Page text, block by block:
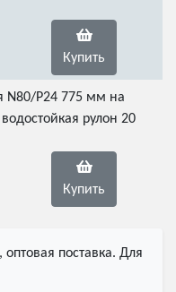
Купить
N80/Р24 775 мм на
рулон 20
Купить
поставка. Для